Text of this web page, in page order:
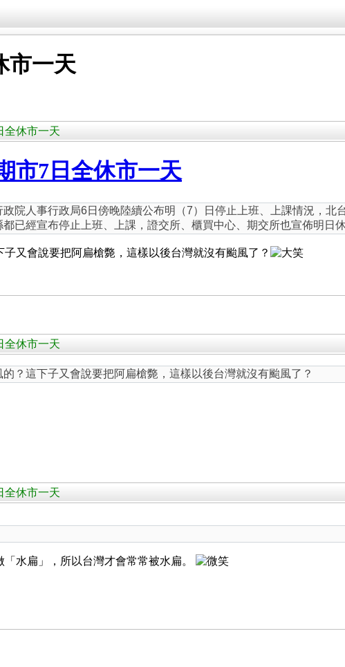
市一天
全休市一天
7日全休市一天
院人事行政局6日傍晚陸續公布明（7）日停止上班、上課情況，北
已經宣布停止上班、上課，證交所、櫃買中心、期交所也宣佈明日休
又會說要把阿扁槍斃，這樣以後台灣就沒有颱風了？
全休市一天
？這下子又會說要把阿扁槍斃，這樣以後台灣就沒有颱風了？
全休市一天
水扁」，所以台灣才會常常被水扁。